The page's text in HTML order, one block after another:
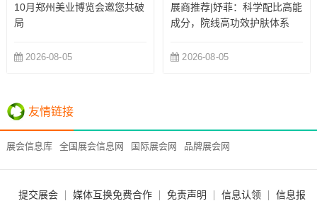
10月郑州美业博览会邀您共破
局
2026-08-05
展商推荐|妤菲：科学配比高能
成分，院线高功效护肤体系
2026-08-05
友情链接
展会信息库 全国展会信息网 国际展会网 品牌展会网
提交展会 媒体互换免费合作 免责声明 信息认领 信息报